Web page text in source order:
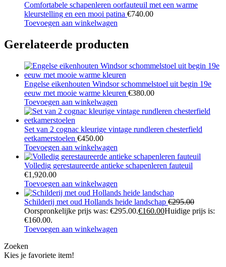
Comfortabele schapenleren oorfauteuil met een warme
kleurstelling en een mooi patina €740.00
Toevoegen aan winkelwagen
Gerelateerde producten
Engelse eikenhouten Windsor schommelstoel uit begin 19e
eeuw met mooie warme kleuren €380.00
Toevoegen aan winkelwagen
Set van 2 cognac kleurige vintage rundleren chesterfield
eetkamerstoelen €450.00
Toevoegen aan winkelwagen
Volledig gerestaureerde antieke schapenleren fauteuil
€1,920.00
Toevoegen aan winkelwagen
Schilderij met oud Hollands heide landschap €295.00
Oorspronkelijke prijs was: €295.00.€160.00Huidige prijs is:
€160.00.
Toevoegen aan winkelwagen
Zoeken
Kies je favoriete item!